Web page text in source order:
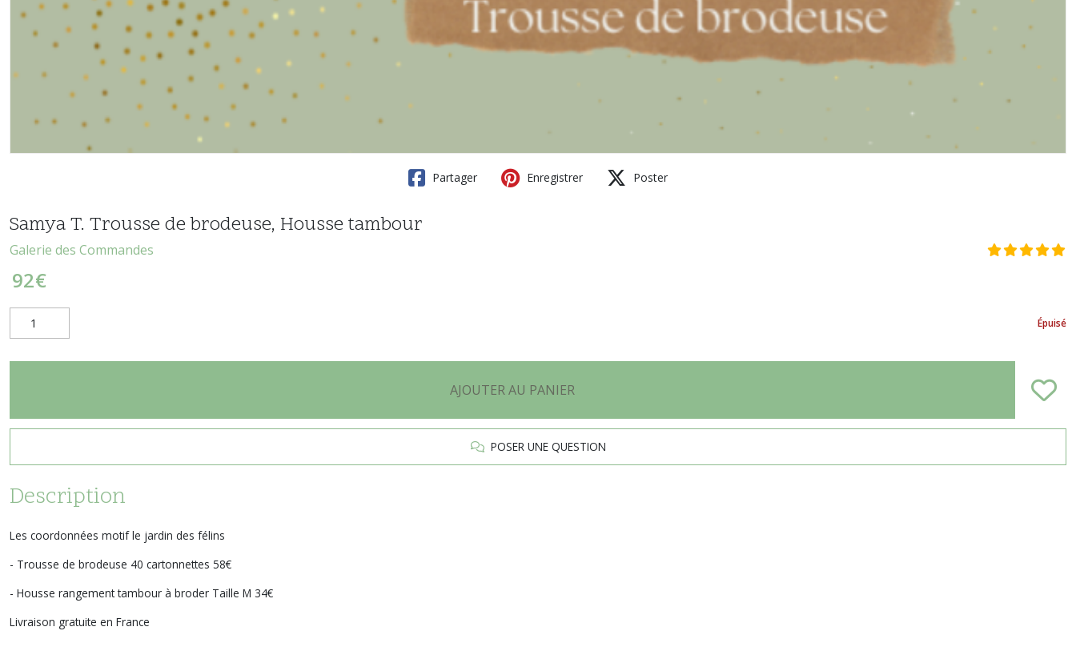
Partager Enregistrer Poster
Samya T. Trousse de brodeuse, Housse tambour
Galerie des Commandes
92€
Épuisé
AJOUTER AU PANIER
POSER UNE QUESTION
Description
Les coordonnées motif le jardin des félins
- Trousse de brodeuse 40 cartonnettes 58€
- Housse rangement tambour à broder Taille M 34€
Livraison gratuite en France